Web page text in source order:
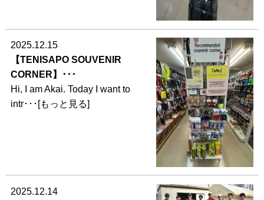
2025.12.15
【TENISAPO SOUVENIR
CORNER】･･･
Hi, I am Akai. Today I want to
intr･･･[もっと見る]
2025.12.14